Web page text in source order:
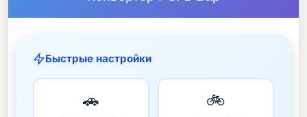
Быстрые настройки
🚗 🚲